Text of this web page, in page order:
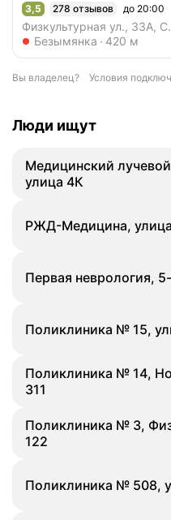
Рейтинг 3,5 из 5
3,5 278 отзывов до 20:00
Метро Безымянка
Безымянка 420 м
Вы владелец? Условия
Люди ищут
Медицинский
улица 4К
РЖД-Медицина,
Первая неврология,
Поликлиника № 15,
Поликлиника № 14,
311
Поликлиника № 3,
122
Поликлиника № 508,